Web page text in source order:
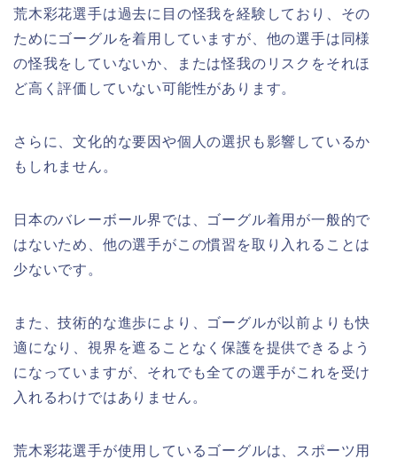
荒木彩花選手は過去に目の怪我を経験しており、その
ためにゴーグルを着用していますが、他の選手は同様
の怪我をしていないか、または怪我のリスクをそれほ
ど高く評価していない可能性があります。
さらに、文化的な要因や個人の選択も影響しているか
もしれません。
日本のバレーボール界では、ゴーグル着用が一般的で
はないため、他の選手がこの慣習を取り入れることは
少ないです。
また、技術的な進歩により、ゴーグルが以前よりも快
適になり、視界を遮ることなく保護を提供できるよう
になっていますが、それでも全ての選手がこれを受け
入れるわけではありません。
荒木彩花選手が使用しているゴーグルは、スポーツ用